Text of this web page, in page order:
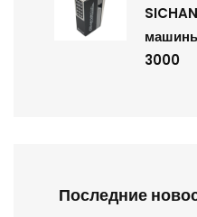
3000
Последние